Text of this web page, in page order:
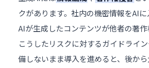
クがあります。社内の機密情報をAIに
AIが生成したコンテンツが他者の著
こうしたリスクに対するガイドライ
備しないまま導入を進めると、後か